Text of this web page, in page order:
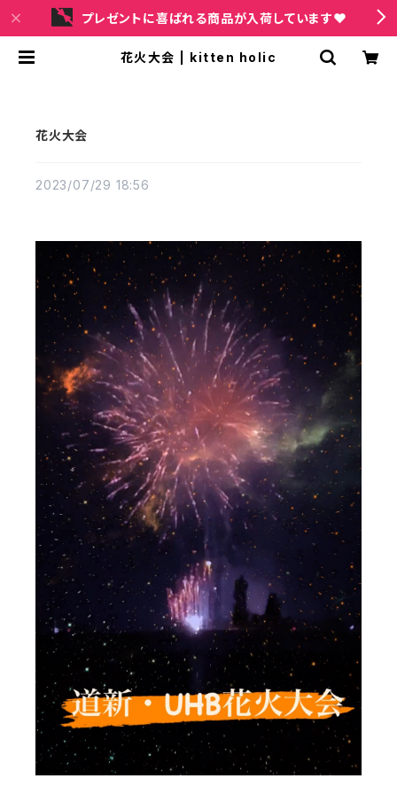
プレゼントに喜ばれる商品が入荷しています❤
花火大会 | kitten holic
花火大会
2023/07/29 18:56